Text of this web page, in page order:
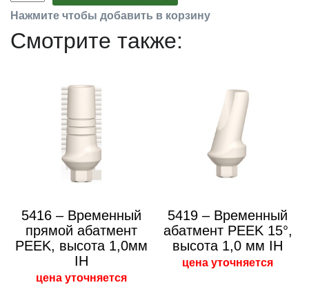
Нажмите чтобы добавить в корзину
Смотрите также:
5416 – Временный
прямой абатмент
PEEK, высота 1,0мм
IH
цена уточняется
5419 – Временный
абатмент PEEK 15°,
высота 1,0 мм IH
цена уточняется